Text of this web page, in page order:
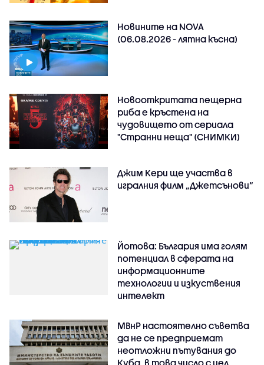
Новините на NOVA
(06.08.2026 - лятна късна)
Новооткритата пещерна
риба е кръстена на
чудовището от сериала
"Странни неща" (СНИМКИ)
Джим Кери ще участва в
игралния филм „Джетсънови“
Йотова: България има голям
потенциал в сферата на
информационните
технологии и изкуствения
интелект
МВнР настоятелно съветва
да не се предприемат
неотложни пътувания до
Куба, в това число с цел